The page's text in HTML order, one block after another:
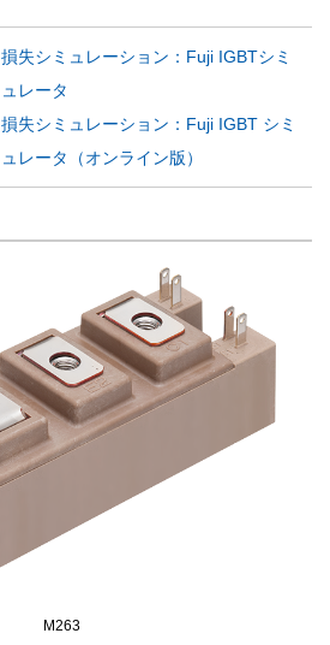
損失シミュレーション：Fuji IGBTシミ
ュレータ
損失シミュレーション：Fuji IGBT シミ
ュレータ（オンライン版）
M263